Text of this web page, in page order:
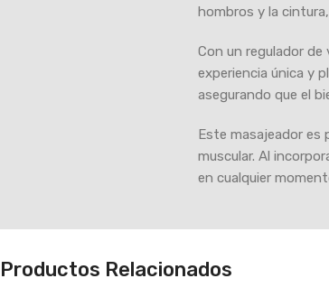
hombros y la
Con un regulador
experiencia única y
asegurando que el
Este masajeador
muscular. Al
en cualquier
Productos Relacionados